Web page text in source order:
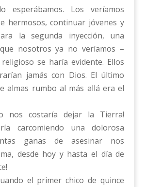
esperábamos. Los veríamos
hermosos, continuar jóvenes y
la segunda inyección, una
nosotros ya no veríamos –
se haría evidente. Ellos
jamás con Dios. El último
almas rumbo al más allá era el
nos costaría dejar la Tierra!
carcomiendo una dolorosa
ganas de asesinar nos
desde hoy y hasta el día de
el primer chico de quince